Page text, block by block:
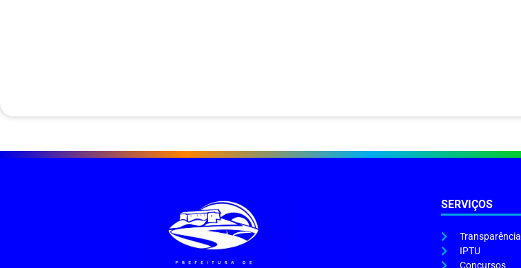
SERVIÇOS
Transparência
IPTU
Concursos